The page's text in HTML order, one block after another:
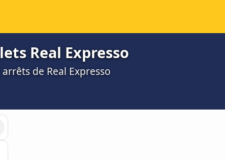
Real Expresso
de Real Expresso